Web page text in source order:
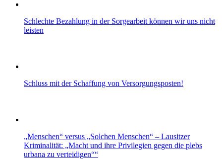
Schlechte Bezahlung in der Sorgearbeit können wir uns nicht
leisten
Schluss mit der Schaffung von Versorgungsposten!
„Menschen“ versus „Solchen Menschen“ – Lausitzer
Kriminalität: „Macht und ihre Privilegien gegen die plebs
urbana zu verteidigen““